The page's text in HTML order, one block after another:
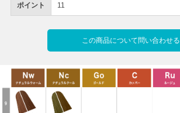
ポイント 11
この商品について問い合わせる